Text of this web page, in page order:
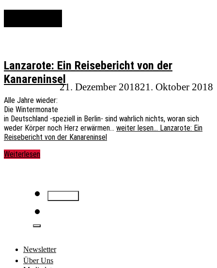
Lanzarote: Ein Reisebericht von der
Kanareninsel
21. Oktober 2018
21. Dezember 2018
Alle Jahre wieder:
Die Wintermonate
in Deutschland -speziell in Berlin- sind wahrlich nichts, woran sich
weder Körper noch Herz erwärmen… weiter lesen… Lanzarote: Ein
Reisebericht von der Kanareninsel
Weiterlesen
Newsletter
Über Uns